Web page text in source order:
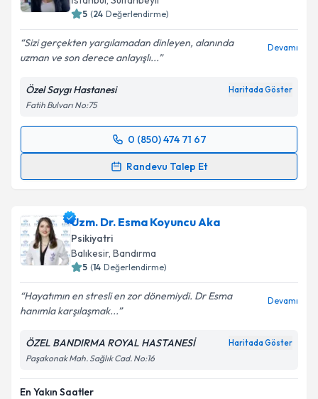
5 (24 Değerlendirme)
Sizi gerçekten yargılamadan dinleyen, alanında
uzman ve son derece anlayışlı...
Devamı
Özel Saygı Hastanesi Haritada Göster
Fatih Bulvarı No:75
0 (850) 474 71 67
Randevu Talep Et
Randevu Takvimi Talebi
takvim hazırlandığında e-posta ile bilgilendireceğiz.
E-posta Adresiniz
Kişisel verilerimin işlenmesine ilişkin
'ni okudum ve kişisel verilerimin belirtilen
kapsamda işlenmesini kabul ediyorum.
Uzm. Dr. Esma Koyuncu Aka
Psikiyatri
Balıkesir, Bandırma
5 (14 Değerlendirme)
Hayatımın en stresli en zor dönemiydi. Dr Esma
hanımla karşılaşmak...
Devamı
ÖZEL BANDIRMA ROYAL HASTANESİ Haritada Göster
Paşakonak Mah. Sağlık Cad. No:16
En Yakın Saatler